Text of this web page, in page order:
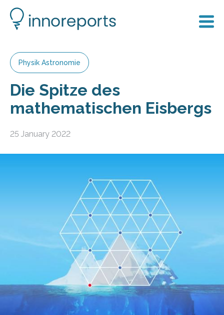
Physik Astronomie
Die Spitze des
mathematischen Eisbergs
25 January 2022